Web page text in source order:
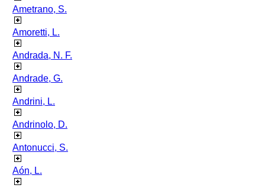
Ametrano, S.
Amoretti, L.
Andrada, N. F.
Andrade, G.
Andrini, L.
Andrinolo, D.
Antonucci, S.
Aón, L.